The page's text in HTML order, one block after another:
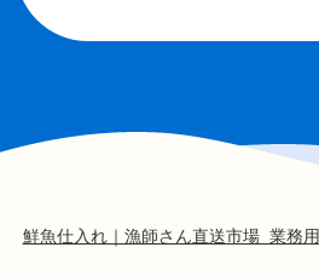
鮮魚仕入れ｜漁師さん直送市場 業務用